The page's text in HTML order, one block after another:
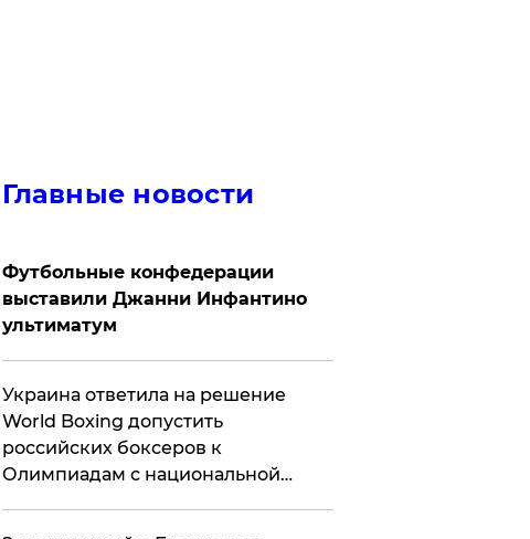
Главные новости
Футбольные конфедерации
выставили Джанни Инфантино
ультиматум
Украина ответила на решение
World Boxing допустить
российских боксеров к
Олимпиадам с национальной